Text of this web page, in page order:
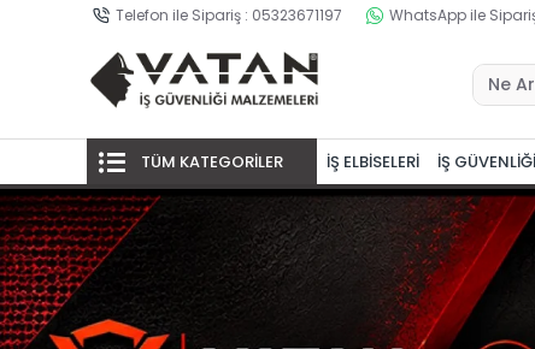
Telefon ile Sipariş : 05323671197 WhatsApp ile
TÜM KATEGORİLER İŞ ELBİSELERİ İŞ